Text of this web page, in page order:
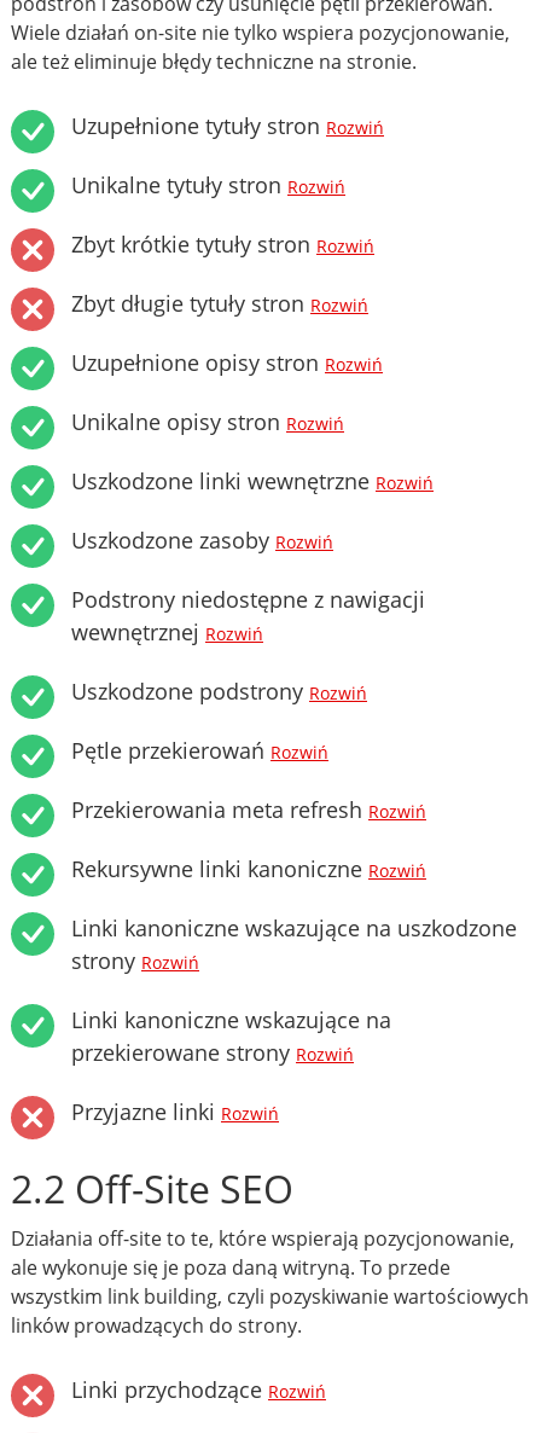
Wiele działań on-site nie tylko wspiera pozycjonowanie,
ale też eliminuje błędy techniczne na stronie.
Uzupełnione tytuły stron Rozwiń
Unikalne tytuły stron Rozwiń
Zbyt krótkie tytuły stron Rozwiń
Zbyt długie tytuły stron Rozwiń
Uzupełnione opisy stron Rozwiń
Unikalne opisy stron Rozwiń
Uszkodzone linki wewnętrzne Rozwiń
Uszkodzone zasoby Rozwiń
Podstrony niedostępne z nawigacji
wewnętrznej Rozwiń
Uszkodzone podstrony Rozwiń
Pętle przekierowań Rozwiń
Przekierowania meta refresh Rozwiń
Rekursywne linki kanoniczne Rozwiń
Linki kanoniczne wskazujące na uszkodzone
strony Rozwiń
Linki kanoniczne wskazujące na
przekierowane strony Rozwiń
Przyjazne linki Rozwiń
2.2 Off-Site SEO
Działania off-site to te, które wspierają pozycjonowanie,
ale wykonuje się je poza daną witryną. To przede
wszystkim link building, czyli pozyskiwanie wartościowych
linków prowadzących do strony.
Linki przychodzące Rozwiń